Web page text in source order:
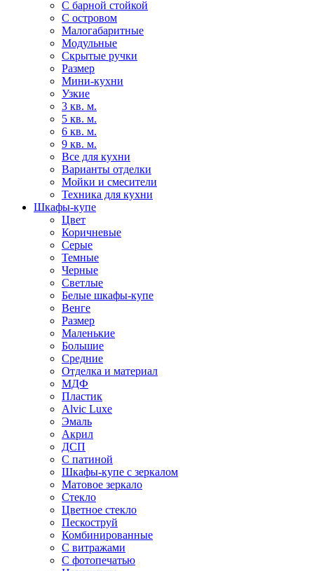
С барной стойкой
С островом
Малогабаритные
Модульные
Скрытые ручки
Размер
Мини-кухни
Узкие
3 кв. м.
5 кв. м.
6 кв. м.
9 кв. м.
Все для кухни
Варианты отделки
Мойки и смесители
Техника для кухни
Шкафы-купе
Цвет
Коричневые
Серые
Темные
Черные
Светлые
Белые шкафы-купе
Венге
Размер
Маленькие
Большие
Средние
Отделка и материал
МДФ
Пластик
Alvic Luxe
Эмаль
Акрил
ДСП
С патиной
Шкафы-купе с зеркалом
Матовое зеркало
Стекло
Цветное стекло
Пескоструй
Комбинированные
С витражами
С фотопечатью